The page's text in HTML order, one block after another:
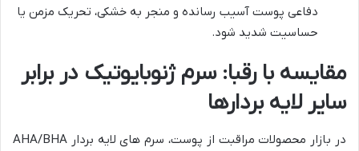
دفاعی پوست آسیب رسانده و منجر به خشکی، تحریک مزمن یا
حساسیت شدید شود.
مقایسه با رقبا: سرم ژنوبایوتیک در برابر
سایر لایه بردارها
در بازار محصولات مراقبت از پوست، سرم های لایه بردار AHA/BHA